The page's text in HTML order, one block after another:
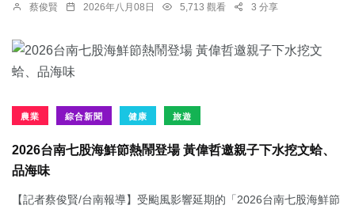
蔡俊賢 2026年八月08日 5,713 觀看 3 分享
農業 綜合新聞 健康 旅遊
2026台南七股海鮮節熱鬧登場 黃偉哲邀親子下水挖文蛤、
品海味
【記者蔡俊賢/台南報導】受颱風影響延期的「2026台南七股海鮮節